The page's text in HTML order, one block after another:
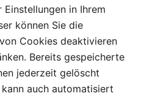
Einstellungen in Ihrem
können Sie die
Cookies deaktivieren
Bereits gespeicherte
jederzeit gelöscht
auch automatisiert